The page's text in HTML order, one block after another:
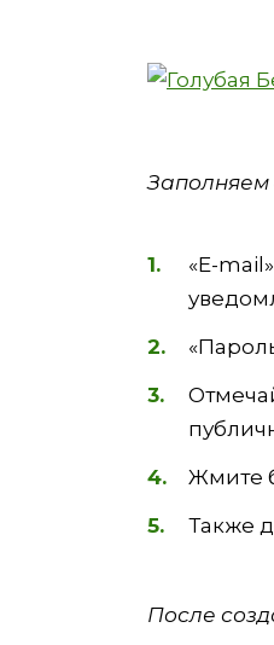
Заполняем
«E-
Жмите
Также
После